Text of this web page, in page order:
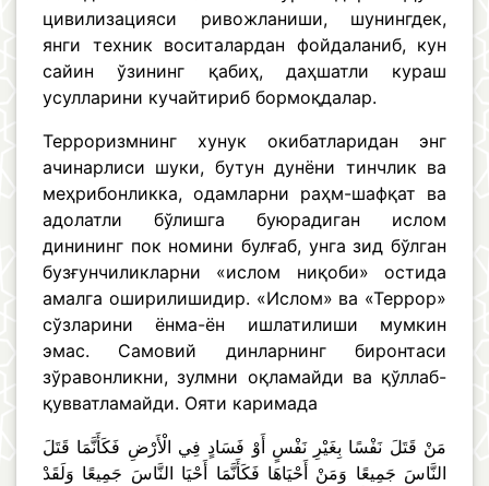
цивилизацияси ривожланиши, шунингдек,
янги техник воситалардан фойдаланиб, кун
сайин ўзининг қабиҳ, даҳшатли кураш
усулларини кучайтириб бормоқдалар.
Терроризмнинг хунук окибатларидан энг
ачинарлиси шуки, бутун дунёни тинчлик ва
меҳрибонликка, одамларни раҳм-шафқат ва
адолатли бўлишга буюрадиган ислом
динининг пок номини булғаб, унга зид бўлган
бузғунчиликларни «ислом ниқоби» остида
амалга оширилишидир. «Ислом» ва «Террор»
сўзларини ёнма-ён ишлатилиши мумкин
эмас. Самовий динларнинг биронтаси
зўравонликни, зулмни оқламайди ва қўллаб-
қувватламайди. Ояти каримада
مَنْ قَتَلَ نَفْسًا بِغَيْرِ نَفْسٍ أَوْ فَسَادٍ فِي الْأَرْضِ فَكَأَنَّمَا قَتَلَ
النَّاسَ جَمِيعًا وَمَنْ أَحْيَاهَا فَكَأَنَّمَا أَحْيَا النَّاسَ جَمِيعًا وَلَقَدْ